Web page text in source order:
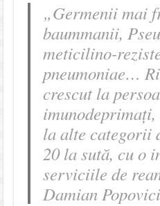
„Germenii mai
baummanii,
meticilino-
pneumoniae…
crescut la
la alte categorii
20 la sută, cu o
serviciile de
Damian